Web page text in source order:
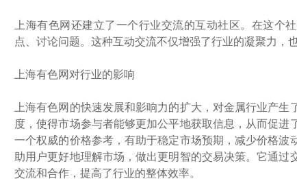
上海有色网还建立了一个行业交流的互动社区。在这个
点、讨论问题。这种互动交流不仅增强了行业的凝聚力，
上海有色网对行业的影响
上海有色网的快速发展和影响力的扩大，对金属行业产生
度，使得市场参与者能够更加公平地获取信息，从而促进
一个权威的价格参考，有助于稳定市场预期，减少价格波
助用户更好地理解市场，做出更明智的交易决策。它通过
交流和合作，提高了行业的整体效率。